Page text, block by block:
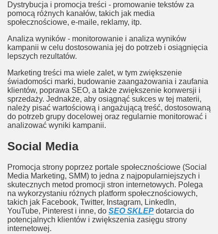
Dystrybucja i promocja treści - promowanie tekstów za
pomocą różnych kanałów, takich jak media
społecznościowe, e-maile, reklamy, itp.
Analiza wyników - monitorowanie i analiza wyników
kampanii w celu dostosowania jej do potrzeb i osiągnięcia
lepszych rezultatów.
Marketing treści ma wiele zalet, w tym zwiększenie
świadomości marki, budowanie zaangażowania i zaufania
klientów, poprawa SEO, a także zwiększenie konwersji i
sprzedaży. Jednakże, aby osiągnąć sukces w tej materii,
należy pisać wartościową i angażującą treść, dostosowaną
do potrzeb grupy docelowej oraz regularnie monitorować i
analizować wyniki kampanii.
Social Media
Promocja strony poprzez portale społecznościowe (Social
Media Marketing, SMM) to jedna z najpopularniejszych i
skutecznych metod promocji stron internetowych. Polega
na wykorzystaniu różnych platform społecznościowych,
takich jak Facebook, Twitter, Instagram, LinkedIn,
YouTube, Pinterest i inne, do SEO SKLEP dotarcia do
potencjalnych klientów i zwiększenia zasięgu strony
internetowej.